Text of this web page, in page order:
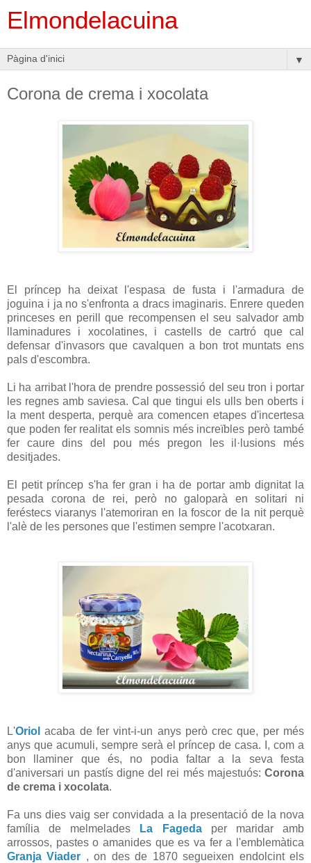
Elmondelacuina
▼
Corona de crema i xocolata
El príncep ha deixat l'espasa de fusta i l'armadura de
joguina i ja no s'enfronta a dracs imaginaris. Enrere queden
princeses en perill que recompensen el seu salvador amb
llaminadures i xocolatines, i castells de cartró que cal
defensar d'invasors que cavalquen a bon trot muntats ens
pals d'escombra.
Li ha arribat l'hora de prendre possessió del seu tron i portar
les regnes amb saviesa. Cal que tingui els ulls ben oberts i
la ment desperta, perquè ara comencen etapes d'incertesa
que poden fer realitat els somnis més increïbles però també
fer caure dins del pou més pregon les il·lusions més
desitjades.
El petit príncep s'ha fer gran i ha de portar amb dignitat la
pesada corona de rei, però no galoparà en solitari ni
feréstecs viaranys l'atemoriran en la foscor de la nit perquè
l'alè de les persones que l'estimen sempre l'acotxaran.
L'Oriol acaba de fer vint-i-un anys però crec que, per més
anys que acumuli, sempre serà el príncep de casa. I, com a
bon llaminer que és, no podia faltar a la seva festa
d'aniversari un pastís digne del rei més majestuós: Corona
de crema i xocolata.
Fa uns dies vaig ser convidada a la presentació de la nova
família de melmelades
La Fagedaper maridar amb
arrossos, pastes o amanides que es va fer a l'emblemàtica
Granja Viader , on des de 1870 segueixen endolcint els